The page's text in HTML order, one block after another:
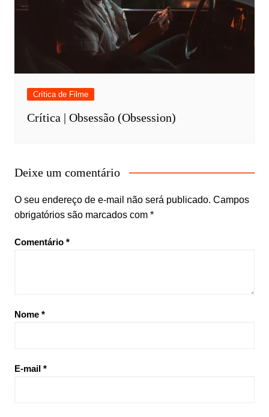
Crítica de Filme
Crítica | Obsessão (Obsession)
Deixe um comentário
O seu endereço de e-mail não será publicado. Campos
obrigatórios são marcados com *
Comentário *
Nome *
E-mail *